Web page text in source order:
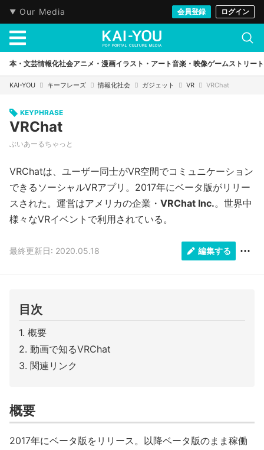
Our Media 会員登録 ログイン
本・文芸情報化社会アニメ・漫画イラスト・アート音楽・映像ゲームストリート
KAI-YOU キーフレーズ 情報化社会 ガジェット VR VRChat
KEYPHRASE
VRChat
ぶいあーるちゃっと
VRChatは、ユーザー同士がVR空間でコミュニケーション
できるソーシャルVRアプリ。2017年にベータ版がリリー
スされた。運営はアメリカの企業・ VRChat Inc.。世界中
様々なVRイベントで利用されている。
最終更新日: 2020.05.18 編集する
目次
概要
動画で知るVRChat
関連リンク
概要
2017年にベータ版をリリース。以降ベータ版のまま稼働